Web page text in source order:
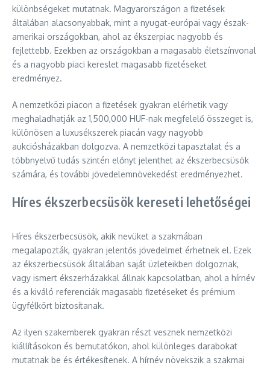
különbségeket mutatnak. Magyarországon a fizetések
általában alacsonyabbak, mint a nyugat-európai vagy észak-
amerikai országokban, ahol az ékszerpiac nagyobb és
fejlettebb. Ezekben az országokban a magasabb életszínvonal
és a nagyobb piaci kereslet magasabb fizetéseket
eredményez.
A nemzetközi piacon a fizetések gyakran elérhetik vagy
meghaladhatják az 1,500,000 HUF-nak megfelelő összeget is,
különösen a luxusékszerek piacán vagy nagyobb
aukciósházakban dolgozva. A nemzetközi tapasztalat és a
többnyelvű tudás szintén előnyt jelenthet az ékszerbecsüsök
számára, és további jövedelemnövekedést eredményezhet.
Híres ékszerbecsüsök kereseti lehetőségei
Híres ékszerbecsüsök, akik nevüket a szakmában
megalapozták, gyakran jelentős jövedelmet érhetnek el. Ezek
az ékszerbecsüsök általában saját üzleteikben dolgoznak,
vagy ismert ékszerházakkal állnak kapcsolatban, ahol a hírnév
és a kiváló referenciák magasabb fizetéseket és prémium
ügyfélkört biztosítanak.
Az ilyen szakemberek gyakran részt vesznek nemzetközi
kiállításokon és bemutatókon, ahol különleges darabokat
mutatnak be és értékesítenek. A hírnév növekszik a szakmai